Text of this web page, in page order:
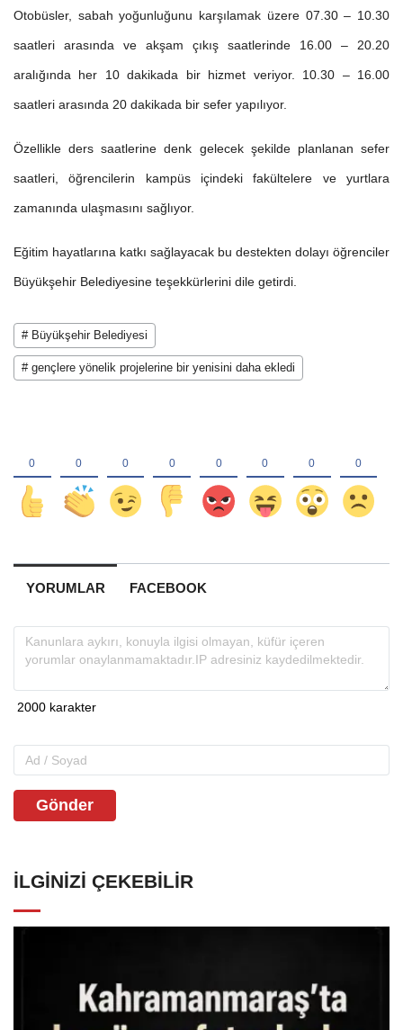
Otobüsler, sabah yoğunluğunu karşılamak üzere 07.30 – 10.30
saatleri arasında ve akşam çıkış saatlerinde 16.00 – 20.20
aralığında her 10 dakikada bir hizmet veriyor. 10.30 – 16.00
saatleri arasında 20 dakikada bir sefer yapılıyor.
Özellikle ders saatlerine denk gelecek şekilde planlanan sefer
saatleri, öğrencilerin kampüs içindeki fakültelere ve yurtlara
zamanında ulaşmasını sağlıyor.
Eğitim hayatlarına katkı sağlayacak bu destekten dolayı öğrenciler
Büyükşehir Belediyesine teşekkürlerini dile getirdi.
# Büyükşehir Belediyesi
# gençlere yönelik projelerine bir yenisini daha ekledi
YORUMLAR FACEBOOK
Gönder
İLGINIZI ÇEKEBILIR